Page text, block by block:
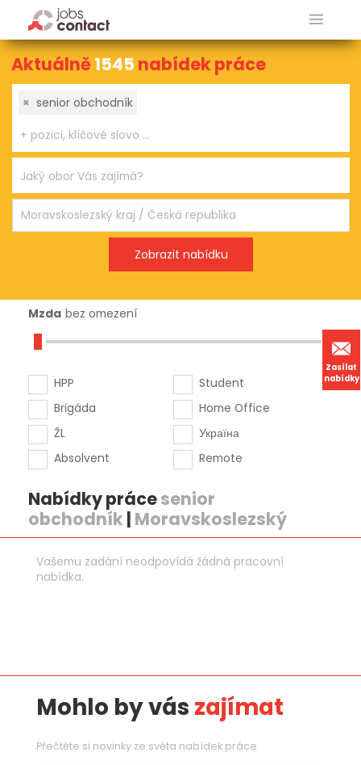
Zasílat
nabídky
Aktuálně1545 nabídek práce
× senior obchodník
Mzda bez omezení
HPP
Brigáda
ŽL
Absolvent
Student
Home Office
Україна
Remote
Nabídky prácesenior
obchodník | Moravskoslezský
Vašemu zadání neodpovídá žádná pracovní
nabídka.
Mohlo by vás zajímat
Přečtěte si novinky ze světa nabídek práce